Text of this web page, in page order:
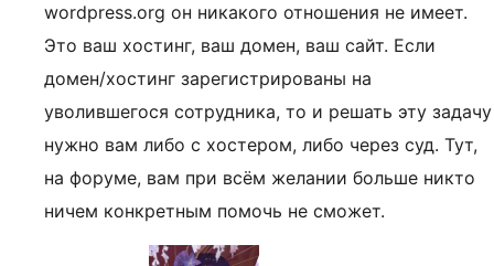
wordpress.org он никакого отношения не имеет.
Это ваш хостинг, ваш домен, ваш сайт. Если
домен/хостинг зарегистрированы на
уволившегося сотрудника, то и решать эту задачу
нужно вам либо с хостером, либо через суд. Тут,
на форуме, вам при всём желании больше никто
ничем конкретным помочь не сможет.